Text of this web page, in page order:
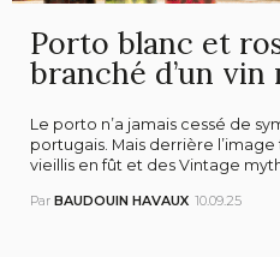
Porto blanc et
branché d’un vin
Le porto n’a jamais cessé de
portugais. Mais derrière
vieillis en fût et des Vintage
Par BAUDOUIN HAVAUX 10.09.25